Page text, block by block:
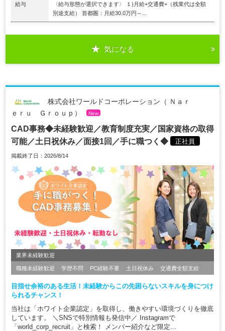
給与
〈給与形態が選択できます〉 １)月給+交通費+（残業代は全額
別途支給） 首都圏：月給30.0万円～...
気になる
株式会社ワールドコーポレーション（ Ｎａｒ
ｅｒｕ Ｇｒｏｕｐ）
New
CAD事務◆未経験歓迎／教育制度充実／国家資格の取得
可能／土日祝休み／面接1回／手に職つく◆
正社員
掲載終了日：2026/8/14
業界未経験歓迎
職種未経験歓迎 学歴不問 PC経験不要 土日祝休み 交通費全額支給
目指せ余裕のある生活！未経験からこの先困らないスキルを身につけ
られるチャンス！
当社は「ホワイト企業認定」を取得し、働きやすい環境づくりを徹底
しています。 ＼SNSで特別情報も発信中／ Instagramで
「world_corp_recruit」と検索！ メンバー紹介など限定...